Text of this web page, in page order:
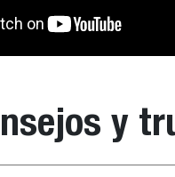
y